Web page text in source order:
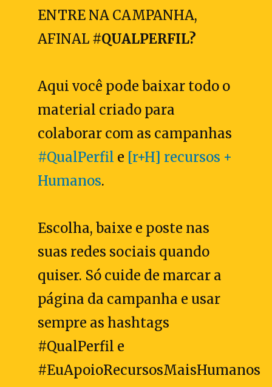
ENTRE NA CAMPANHA,
AFINAL #QUALPERFIL?
Aqui você pode baixar todo o
material criado para
colaborar com as campanhas
#QualPerfil e [r+H] recursos +
Humanos.
Escolha, baixe e poste nas
suas redes sociais quando
quiser. Só cuide de marcar a
página da campanha e usar
sempre as hashtags
#QualPerfil e
#EuApoioRecursosMaisHumanos